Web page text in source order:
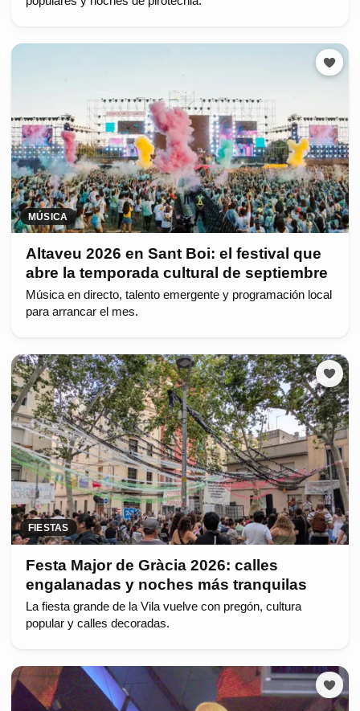
MÚSICA
Altaveu 2026 en Sant Boi: el festival que
abre la temporada cultural de septiembre
Música en directo, talento emergente y programación local
para arrancar el mes.
FIESTAS
Festa Major de Gràcia 2026: calles
engalanadas y noches más tranquilas
La fiesta grande de la Vila vuelve con pregón, cultura
popular y calles decoradas.